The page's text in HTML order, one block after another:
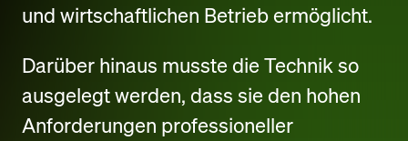
und wirtschaftlichen Betrieb ermöglicht.
Darüber hinaus musste die Technik so
ausgelegt werden, dass sie den hohen
Anforderungen professioneller